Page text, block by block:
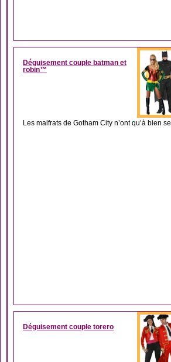
Déguisement couple batman et
robin™
Les malfrats de Gotham City n’ont qu’à bien
Déguisement couple torero